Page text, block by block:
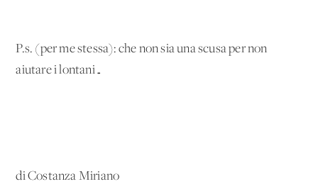
P.s. (per me stessa): che non sia una scusa per non
aiutare i lontani…
di Costanza Miriano